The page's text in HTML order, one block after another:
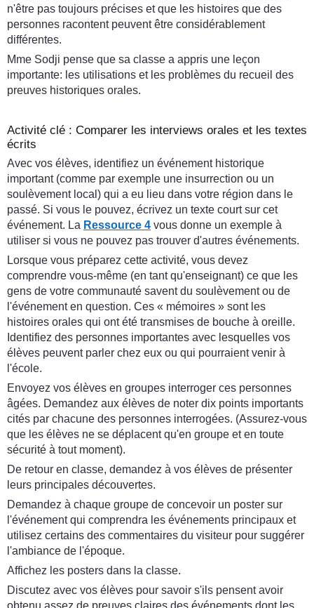
n'être pas toujours précises et que les histoires que des
personnes racontent peuvent être considérablement
différentes.
Mme Sodji pense que sa classe a appris une leçon
importante: les utilisations et les problèmes du recueil des
preuves historiques orales.
Activité clé : Comparer les interviews orales et les textes
écrits
Avec vos élèves, identifiez un événement historique
important (comme par exemple une insurrection ou un
soulèvement local) qui a eu lieu dans votre région dans le
passé. Si vous le pouvez, écrivez un texte court sur cet
événement. La Ressource 4 vous donne un exemple à
utiliser si vous ne pouvez pas trouver d'autres événements.
Lorsque vous préparez cette activité, vous devez
comprendre vous-même (en tant qu'enseignant) ce que les
gens de votre communauté savent du soulèvement ou de
l'événement en question. Ces « mémoires » sont les
histoires orales qui ont été transmises de bouche à oreille.
Identifiez des personnes importantes avec lesquelles vos
élèves peuvent parler chez eux ou qui pourraient venir à
l'école.
Envoyez vos élèves en groupes interroger ces personnes
âgées. Demandez aux élèves de noter dix points importants
cités par chacune des personnes interrogées. (Assurez-vous
que les élèves ne se déplacent qu'en groupe et en toute
sécurité à tout moment).
De retour en classe, demandez à vos élèves de présenter
leurs principales découvertes.
Demandez à chaque groupe de concevoir un poster sur
l'événement qui comprendra les événements principaux et
utilisez certains des commentaires du visiteur pour suggérer
l'ambiance de l'époque.
Affichez les posters dans la classe.
Discutez avec vos élèves pour savoir s'ils pensent avoir
obtenu assez de preuves claires des événements dont les